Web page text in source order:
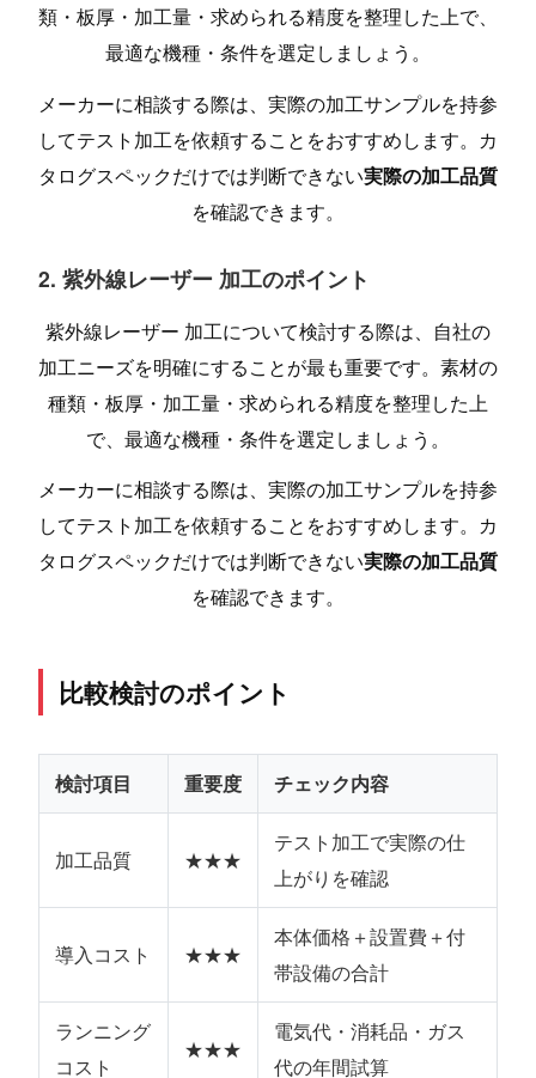
類・板厚・加工量・求められる精度を整理した上で、
最適な機種・条件を選定しましょう。
メーカーに相談する際は、実際の加工サンプルを持参
してテスト加工を依頼することをおすすめします。カ
タログスペックだけでは判断できない実際の加工品質
を確認できます。
2. 紫外線レーザー 加工のポイント
紫外線レーザー 加工について検討する際は、自社の
加工ニーズを明確にすることが最も重要です。素材の
種類・板厚・加工量・求められる精度を整理した上
で、最適な機種・条件を選定しましょう。
メーカーに相談する際は、実際の加工サンプルを持参
してテスト加工を依頼することをおすすめします。カ
タログスペックだけでは判断できない実際の加工品質
を確認できます。
比較検討のポイント
検討項目 重要度 チェック内容
加工品質 ★★★
テスト加工で実際の仕
上がりを確認
導入コスト ★★★
本体価格＋設置費＋付
帯設備の合計
ランニング
コスト
★★★
電気代・消耗品・ガス
代の年間試算